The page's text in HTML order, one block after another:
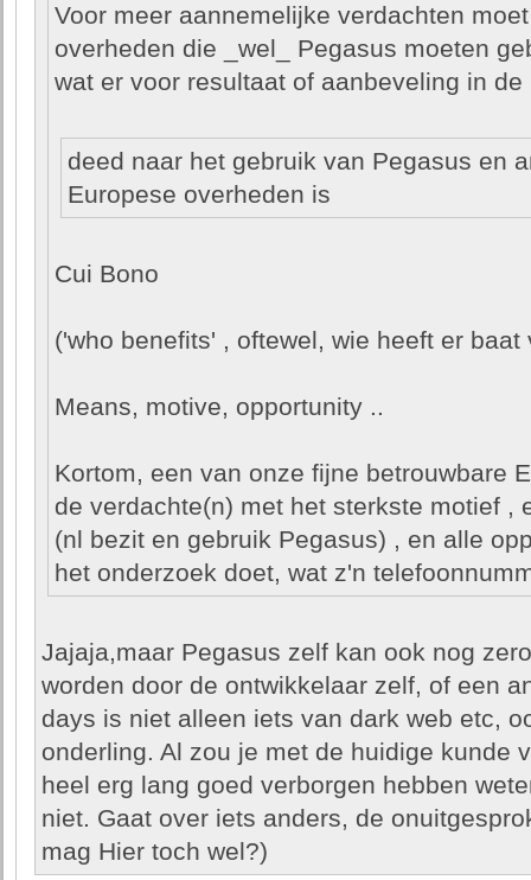
Voor meer aannemelijke verdachten
overheden die _wel_ Pegasus moeten
wat er voor resultaat of aanbeveling in de
deed naar het gebruik van Pegasus en
Europese overheden is
Cui Bono
('who benefits' , oftewel, wie heeft er baat
Means, motive, opportunity ..
Kortom, een van onze fijne betrouwbare
de verdachte(n) met het sterkste motief ,
(nl bezit en gebruik Pegasus) , en alle
het onderzoek doet, wat z'n
Jajaja,maar Pegasus zelf kan ook nog
worden door de ontwikkelaar zelf, of een
days is niet alleen iets van dark web etc,
onderling. Al zou je met de huidige kunde
heel erg lang goed verborgen hebben
niet. Gaat over iets anders, de
mag Hier toch wel?)